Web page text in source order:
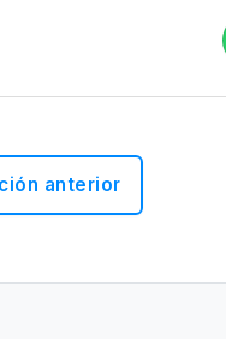
anterior